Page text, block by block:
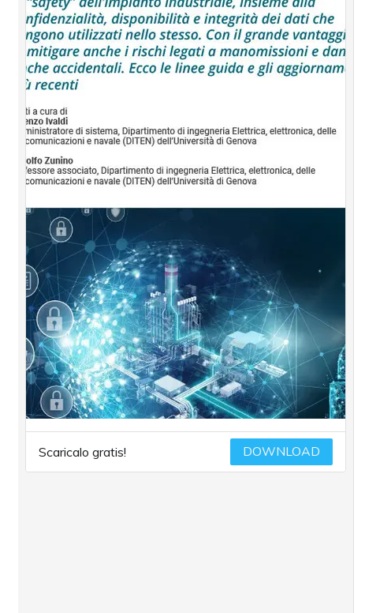
Scaricalo gratis! DOWNLOAD